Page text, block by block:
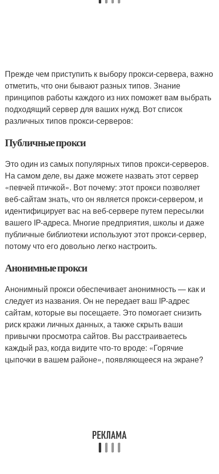
Прежде чем приступить к выбору прокси-сервера, важно
отметить, что они бывают разных типов. Знание
принципов работы каждого из них поможет вам выбрать
подходящий сервер для ваших нужд. Вот список
различных типов прокси-серверов:
Публичные прокси
Это один из самых популярных типов прокси-серверов.
На самом деле, вы даже можете назвать этот сервер
«певчей птичкой». Вот почему: этот прокси позволяет
веб-сайтам знать, что он является прокси-сервером, и
идентифицирует вас на веб-сервере путем пересылки
вашего IP-адреса. Многие предприятия, школы и даже
публичные библиотеки используют этот прокси-сервер,
потому что его довольно легко настроить.
Анонимные прокси
Анонимный прокси обеспечивает анонимность — как и
следует из названия. Он не передает ваш IP-адрес
сайтам, которые вы посещаете. Это помогает снизить
риск кражи личных данных, а также скрыть ваши
привычки просмотра сайтов. Вы расстраиваетесь
каждый раз, когда видите что-то вроде: «Горячие
цыпочки в вашем районе», появляющееся на экране?